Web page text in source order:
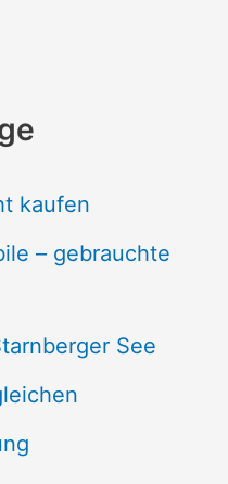
kaufen
– gebrauchte
See